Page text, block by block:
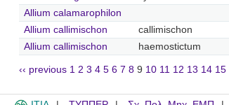
Allium calamarophilon
Allium callimischon
callimischon
Allium callimischon
haemostictum
‹‹ previous 1 2 3 4 5 6 7 8 9 10 11 12 13 14 15